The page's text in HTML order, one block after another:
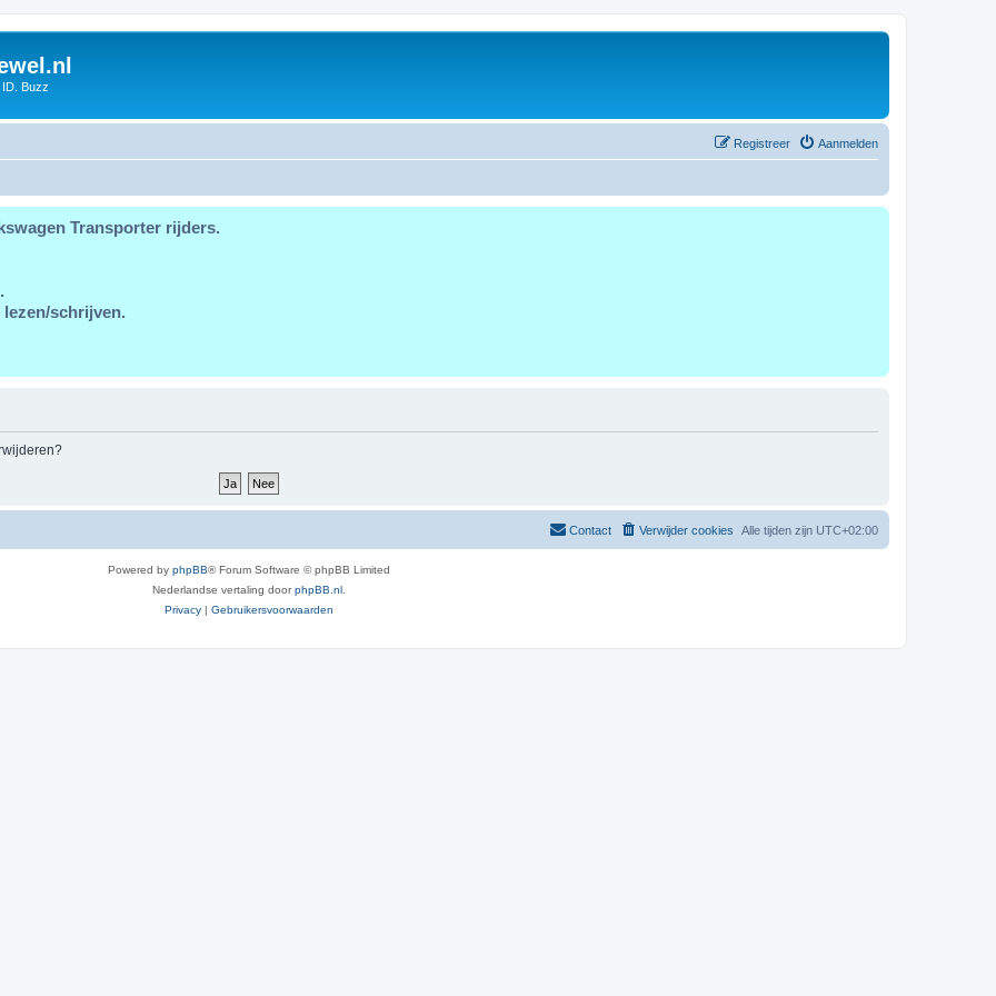
Buzz
Aanmelden
Registreer
Transporter rijders.
schrijven.
Alle tijden zijn UTC+02:00
Verwijder cookies
Contact
Powered by phpBB® Forum Software © phpBB Limited
Nederlandse vertaling doorphpBB.nl
Privacy | Gebruikersvoorwaarden